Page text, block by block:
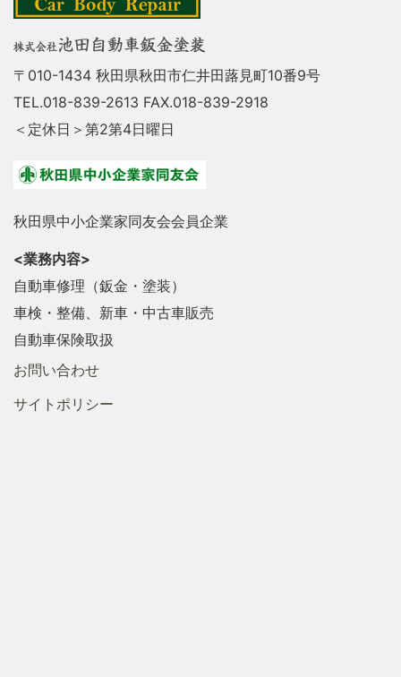
〒010-1434 秋田県秋田市仁井田蕗見町10番9号
TEL.018-839-2613 FAX.018-839-2918
＜定休日＞第2第4日曜日
秋田県中小企業家同友会会員企業
<業務内容>
自動車修理（鈑金・塗装）
車検・整備、新車・中古車販売
自動車保険取扱
お問い合わせ
サイトポリシー